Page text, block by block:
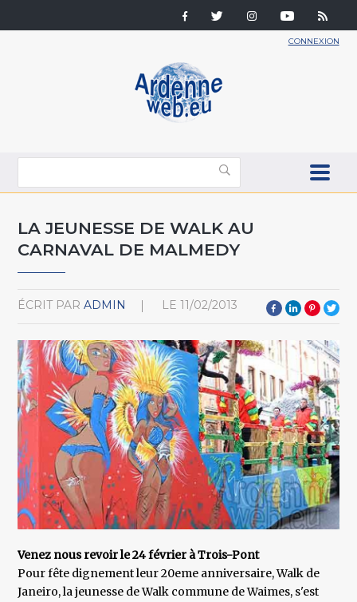
CONNEXION
LA JEUNESSE DE WALK AU
CARNAVAL DE MALMEDY
ÉCRIT PAR ADMIN LE 11/02/2013
Venez nous revoir le 24 février à Trois-Pont
Pour fête dignement leur 20eme anniversaire, Walk de
Janeiro, la jeunesse de Walk commune de Waimes, s'est